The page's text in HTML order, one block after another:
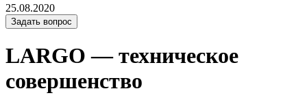
25.08.2020
Задать вопрос
LARGO — техническое
совершенство